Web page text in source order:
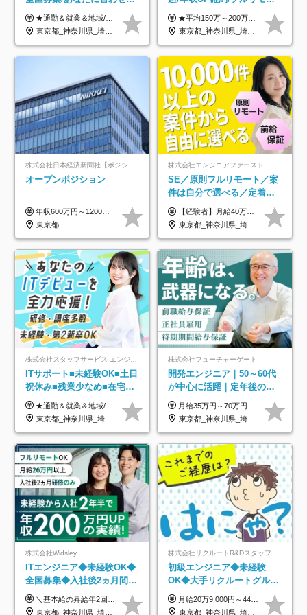
オリジナル研修をご用
意/AI・IoT/残業平均8時間
★通勤＆就業＆地域/住宅＆役職手当あり ★残業代は全額支給 ★選べる給与制度あり！ ■東京・神奈川・千葉・埼玉勤務の場合 月給24.5万円～55万円＋諸手当 （残業代は全額支給） (20,000円の地域/住宅手当込み) ■愛知・京都・大阪・兵庫勤務の場合 月給24万円以上＋諸手当 （残業代は全額支給） (15,000円の地域/住宅手当込み) ■茨城・栃木・群馬・静岡・三重・滋賀・広島・福岡勤務の場合 月給23.5万円以上＋諸手当 （残業代は全額支給） (10,000円の地域/住宅手当込み) ■北海道・宮城・山梨・長野・岐阜・奈良・和歌山・岡山勤務の場合 月給23万円以上＋諸手当 （残業代は全額支給） (5,000円の地域/住宅手当込み) ■その他のエリア勤務の場合 月給22.5万円以上＋諸手当 （残業代は全額支給） ※経験や能力を考慮し、当社規定により優遇します 【昇給：年一回実施】 【選べる給与制度】 ★収入を重視する方に… 「変動型人事制度」の選択も可能（派遣先からの評価に応じて収入アップ！） ※年2回のタイミングで希望者と面談の上決定します。
東京都_神奈川県_埼玉県_千葉県_大阪府_愛知県_北海道_岩手県_宮城県_山形県_福島県_茨城県_栃木県_群馬県_山梨県_長野県_富山県_石川県_静岡県_岐阜県_三重県_兵庫県_京都府_滋賀県_奈良県_広島県_岡山県_山口県_愛媛県_福岡県_熊本県_長崎県
OK/年休130日/平均残業7h/
約2万件の案件から選択
★平均150万～200万円年収UPを実現！ ★前職給与を100％保証！ ★案件内容の開示・明確な評価体制あり ⇒クライアント評価で即昇給を実現したケースも◎ ★年12回（毎月昇給チャンスあり） ■月給35万円～103万円 ※経験・能力・前職給与を考慮し、決定 ※上記給与には月30時間分(6万6500円以上)の固定残業代が含まれます。超過分は手当として別途支給します ※試用期間3ヶ月あり(期間中の給与・待遇面に差異はありません) ▼収入アップの実例をご紹介 ───────────── ★働き方改革をした30代男性（PG） 子どもが生まれたばかりなのに、忙しい現場で残業も月50～60時間が当たり前。 ⇒残業ほぼゼロ＆週3リモートの働き方に！しかも給与もアップ！ ★収入アップした30代男性（PM） 子供が3人いて家計も苦しく、残業代で稼ぐ日々… ⇒残業をたくさんしていた年収額より、100万円以上アップしました！
東京都_神奈川県_埼玉県_千葉県_大阪府_愛知県_北海道_青森県_岩手県_宮城県_秋田県_山形県_福島県_茨城県_栃木県_群馬県_新潟県_山梨県_長野県_富山県_石川県_福井県_静岡県_岐阜県_三重県_兵庫県_京都府_滋賀県_奈良県_和歌山県_広島県_岡山県_鳥取県_島根県_山口県_徳島県_香川県_愛媛県_高知県_福岡県_熊本県_佐賀県_長崎県_大分県_宮崎県_鹿児島県_沖縄県
株式会社日本経済新聞社【ポジションマッチ登録】
オープンポジション
年収600万円～1200万円 ※上記年収は、想定年収です。住居費補助、子手当などの各種手当を含む金額です。 ※経験・能力等を考慮の上、当社規定により決定します。
東京都
株式会社エンジニアファースト
SE／原則フルリモート／案
件は自分で選べる／定着率
93%／20～30代活躍中！
【経験者】月給40万円～120万円(固定残業代含む)+各種手当 ★前職給与の総収入額を100％保証｜還元率84％〜100％ ★20代の平均年収570万円 ※月給には、みなし残業手当(月30時間／5万8000円以上)を含みます 超過分は別途追加支給 ※固定残業代は、時間外労働の有無に関わらず30時間分を、月5万8000円~15万7000円支給 ※上記を超える時間外労働分は追加で支給 【未経験者】月給21万円以上＋各種手当 固定残業なし(残業代発生分全額支給) ※6ヶ月の試用期間あり（※条件に変動なし） ▼単価連動性×還元率は84％～100％で収入の大幅UPが可能！ ・案件単価が月50万円の場合：年収417万円 ・案件単価が月70万円の場合：年収584万円 ・案件単価が月100万円の場合：年収834万円 ＜モデル年収＞ ▼400万円～500万円(入社初年度) ▼542万円～626万円(入社2年) ▼667万円～700万円(入社3年） ▼709万円～801万円(入社5年）
東京都_神奈川県_埼玉県_千葉県_大阪府_愛知県_北海道_青森県_岩手県_宮城県_秋田県_山形県_福島県_茨城県_栃木県_群馬県_新潟県_山梨県_長野県_富山県_石川県_福井県_静岡県_岐阜県_三重県_兵庫県_京都府_滋賀県_奈良県_和歌山県_広島県_岡山県_鳥取県_島根県_山口県_徳島県_香川県_愛媛県_高知県_福岡県_熊本県_佐賀県_長崎県_大分県_宮崎県_鹿児島県_沖縄県
ITサポート■未経験OK■土日
祝休み■残業少なめ■在宅実
績あり■約900種類のスキル
アップ講座あり■全国募集
★通勤＆就業＆地域/住宅＆役職手当あり ★残業代は全額支給 ★選べる給与制度あり！ ■東京・神奈川・千葉・埼玉勤務の場合 月給24.5万円～55万円＋諸手当 （残業代は全額支給） (20,000円の地域/住宅手当込み) ■愛知・京都・大阪・兵庫勤務の場合 月給24万円以上＋諸手当 （残業代は全額支給） (15,000円の地域/住宅手当込み) ■茨城・栃木・群馬・静岡・三重・滋賀・広島・福岡勤務の場合 月給23.5万円以上＋諸手当 （残業代は全額支給） (10,000円の地域/住宅手当込み) ■北海道・宮城・山梨・長野・岐阜・奈良・和歌山・岡山勤務の場合 月給23万円以上＋諸手当 （残業代は全額支給） (5,000円の地域/住宅手当込み) ■その他のエリア勤務の場合 月給22.5万円以上＋諸手当 （残業代は全額支給） ※経験や能力を考慮し、当社規定により優遇します 【昇給：年一回実施】 【選べる給与制度】 ★収入を重視する方に… 「変動型人事制度」の選択も可能（派遣先からの評価に応じて収入アップ！） ※年2回のタイミングで希望者と面談の上決定します。
東京都_神奈川県_埼玉県_千葉県_大阪府_愛知県_北海道_岩手県_宮城県_山形県_福島県_茨城県_栃木県_群馬県_山梨県_長野県_富山県_石川県_静岡県_岐阜県_三重県_兵庫県_京都府_滋賀県_奈良県_広島県_岡山県_山口県_愛媛県_福岡県_熊本県_長崎県
株式会社フューチャーゲート
開発エンジニア｜50～60代
が中心に活躍｜定年後の給
与減ナシ｜年収50万円アッ
プ実績／昇給率92％（直近3
年）
月給35万円～70万円（固定残業代30時間分63,869円～を含む）+賞与年1回 ※30時間を超える分は別途支給します ●これまでのご経験・スキル・前職給与をできる限り考慮します ●待機期間も給与を100％支給します ●試用期間中も給与や福利厚生は同じです ≪年収を維持しながら長く働けます！≫ 一般的な企業では55歳や60歳を機に年収が下がりますが、 当社は役職などではなく「スキルや経験」で評価。 エンジニアとして長く働きながら あなたにふさわしい年収を維持できます！
東京都_神奈川県_埼玉県_千葉県
株式会社Widsley
ITエンジニア◆未経験OK◆
全国募集◆入社後2ヵ月間は
研修のみ◆フルリモート
OK◆残業月3h◆服装髪型自
＼基本給の昇給年2回＆プロジェクト手当による昇給年12回！！／ 【経験者の場合】 月給33万円～70万円＋プロジェクト手当＋資格手当 ★スキルや経験を考慮の上、優遇します ★上記給与には固定残業代20時間分(月4万3883円～)を含みます。残業が超過した場合は、追加支給します(残業は月平均3時間とほぼ発生しません。残業がなくても、固定残業代は支給されます) ★試用期間中も、月給や福利厚生等は同じです ---------- 【未経験者の場合】 月給26万円～50万円＋プロジェクト手当＋資格手当 ★スキルや経験を考慮の上、優遇します ★上記給与には固定残業代20時間分(月3万719円～)を含みます。残業が超過した場合は、追加支給します(残業は月平均3時間とほぼ発生しません。残業がなくても、固定残業代は支給されます) ★試用期間6ヵ月あり ・1ヶ月目～：月給23万円～ ・2ヶ月目～6ヶ月目：月給23万円～＋プロジェクト手当1～3万円 （上記給与にはそれぞれ固定残業代20時間分(月3万719円～)を含み、超過した場合は追加支給します。） ---------- 【プロジェクト手当について】 参画するプロジェクトの単価に応じて毎月の歩合給を支給します 業界内でもトップクラスの高還元です！
東京都_神奈川県_埼玉県_千葉県_大阪府_愛知県_北海道_青森県_岩手県_宮城県_秋田県_山形県_福島県_茨城県_栃木県_群馬県_新潟県_山梨県_長野県_富山県_石川県_福井県_静岡県_岐阜県_三重県_兵庫県_京都府_滋賀県_奈良県_和歌山県_広島県_岡山県_鳥取県_島根県_山口県_徳島県_香川県_愛媛県_高知県_福岡県_熊本県_佐賀県_長崎県_大分県_宮崎県_鹿児島県_沖縄県
初級エンジニア◆未経験
OK◆大手リクルートグルー
プ正社員◆独自の教育体制
◆住宅手当制度あり/s
月給20万9,000円～44万円 ※試用期間6カ月あり（期間中の待遇に変更なし） ※経験・能力・前給を考慮の上、決定いたします ※時間外手当100％支給 ※派遣就業先が変更となる場合には、就業規則、労使協定等に基づき賃金が変更となる可能性があります
東京都_神奈川県_埼玉県_千葉県_大阪府_愛知県_青森県_岩手県_宮城県_秋田県_山形県_福島県_茨城県_栃木県_群馬県_山梨県_長野県_福井県_静岡県_岐阜県_三重県_兵庫県_京都府_滋賀県_奈良県_広島県_岡山県_山口県_香川県_福岡県_熊本県_佐賀県_長崎県_大分県_宮崎県_鹿児島県